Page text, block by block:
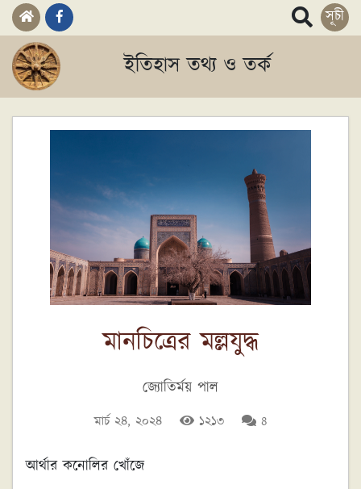
সূচী
ইতিহাস তথ্য ও তর্ক
মানচিত্রের মল্লযুদ্ধ
জ্যোতির্ময় পাল
মার্চ ২৪, ২০২৪ ১২১৩ 8
আর্থার কনোলির খোঁজে